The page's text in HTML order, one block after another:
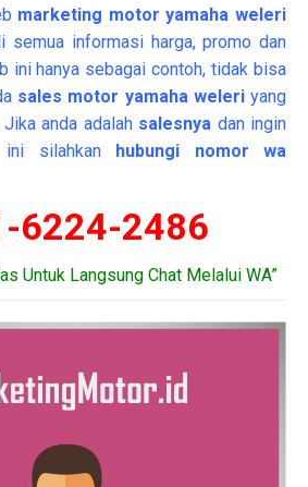
marketing motor yamaha weleri
semua informasi harga, promo dan
ini hanya sebagai contoh, tidak bisa
sales motor yamaha weleri yang
anda adalah salesnya dan ingin
ini silahkan hubungi nomor wa
6224-2486
Untuk Langsung Chat Melalui WA”